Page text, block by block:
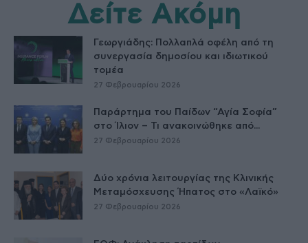
Δείτε Ακόμη
Γεωργιάδης: Πολλαπλά οφέλη από τη
συνεργασία δημοσίου και ιδιωτικού
τομέα
27 Φεβρουαρίου 2026
Παράρτημα του Παίδων “Αγία Σοφία”
στο Ίλιον – Τι ανακοινώθηκε από...
27 Φεβρουαρίου 2026
Δύο χρόνια λειτουργίας της Κλινικής
Μεταμόσχευσης Ήπατος στο «Λαϊκό»
27 Φεβρουαρίου 2026